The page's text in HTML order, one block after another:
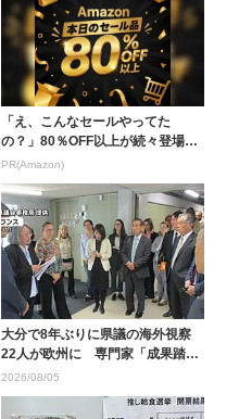
「え、こんなセールやってた
の？」80％OFF以上が続々登場！
Amazonの本気が...
PR(Amazon)
大分で8年ぶりに県議の海外視察
22人が欧州に 専門家「成果踏ま
えて具体的なアク...
2026/08/05